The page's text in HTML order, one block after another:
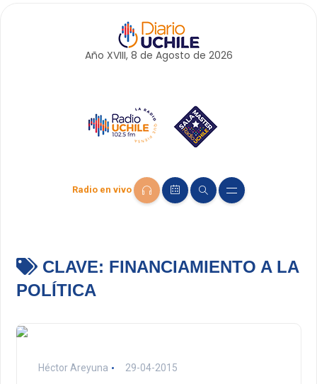
Año XVIII, 8 de Agosto de 2026
Radio en vivo
CLAVE: FINANCIAMIENTO A LA
POLÍTICA
Héctor Areyuna 29-04-2015